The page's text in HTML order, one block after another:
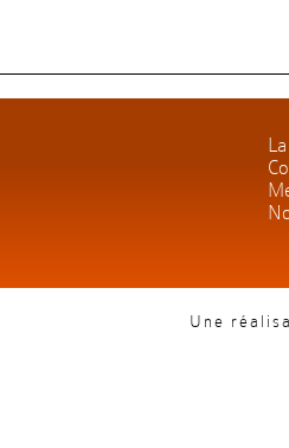
Une